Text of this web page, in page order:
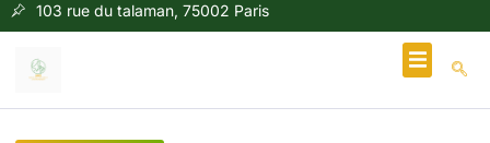
103 rue du talaman, 75002 Paris